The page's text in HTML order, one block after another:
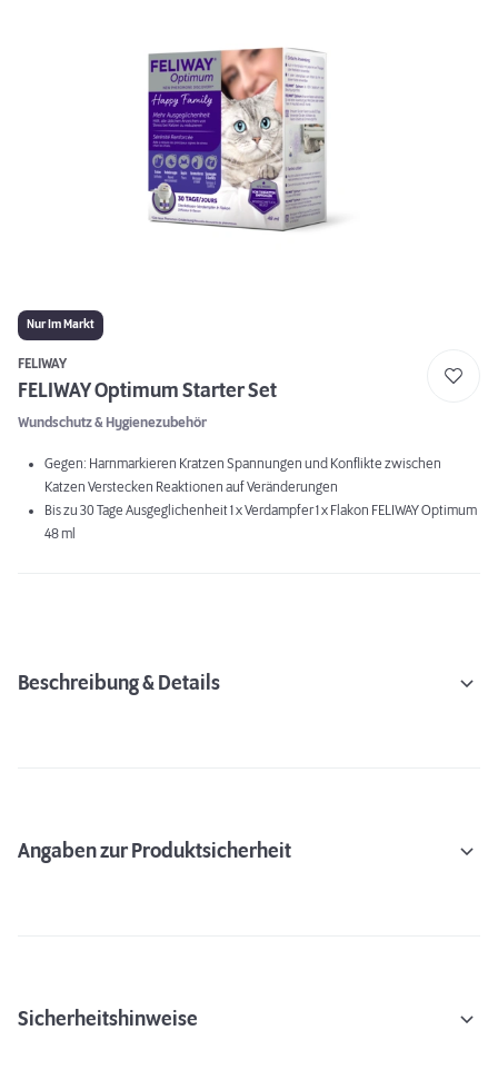
Nur Im Markt
FELIWAY
FELIWAY Optimum Starter Set
Wundschutz & Hygienezubehör
Gegen: Harnmarkieren Kratzen Spannungen und Konflikte zwischen
Katzen Verstecken Reaktionen auf Veränderungen
Bis zu 30 Tage Ausgeglichenheit 1 x Verdampfer 1 x Flakon FELIWAY Optimum
48 ml
Beschreibung & Details
Angaben zur Produktsicherheit
Sicherheitshinweise